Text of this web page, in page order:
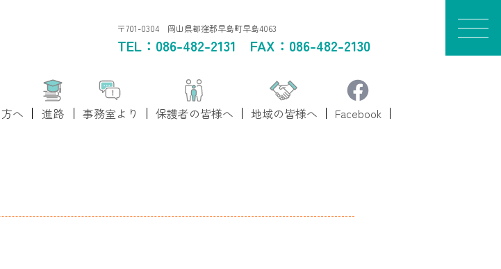
〒701-0304 岡山県都窪郡早島町早島4063
TEL： 086-482-2131 FAX：086-482-2130
へ 進路 事務室より 保護者の皆様へ 地域の皆様へ Facebook